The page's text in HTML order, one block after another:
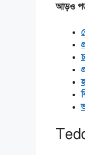
আড়ও